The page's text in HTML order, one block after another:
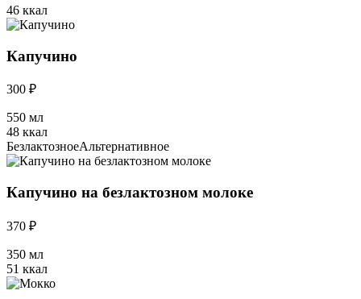
46 ккал
Капучино
300 ₽
550 мл
48 ккал
БезлактозноеАльтернативное
Капучино на безлактозном молоке
370 ₽
350 мл
51 ккал